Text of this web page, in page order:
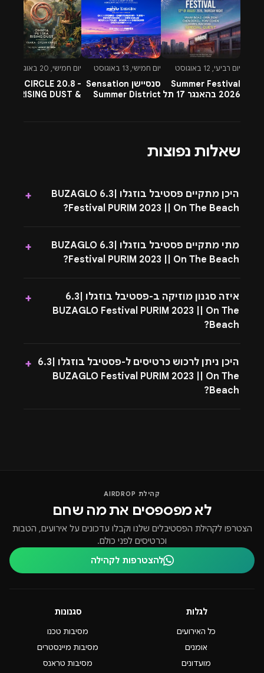
יום רביעי, 12 באוגוסט
Summer Festival
2026 בהאנגר 17 תל
יום חמישי, 13 באוגוסט
סנסיישן Sensation
Summer District
יום חמישי, 20 באוגוסט
CIRCLE 20.8 -
RISING DUST &
שאלות נפוצות
היכן מתקיים פסטיבל בוזגלו |6.3 BUZAGLO
Festival PURIM 2023 || On The Beach?
+
מתי מתקיים פסטיבל בוזגלו |6.3 BUZAGLO
Festival PURIM 2023 || On The Beach?
+
איזה סגנון מוזיקה ב-פסטיבל בוזגלו |6.3
BUZAGLO Festival PURIM 2023 || On The
Beach?
+
היכן ניתן לרכוש כרטיסים ל-פסטיבל בוזגלו |6.3
BUZAGLO Festival PURIM 2023 || On The
Beach?
+
קהילת AIRDROP
לא מפספסים את מה שחם
הצטרפו לקהילת הפסטיבלים שלנו וקבלו עדכונים על אירועים, הטבות
וכרטיסים לפני כולם.
להצטרפות לקהילה
לגלות
כל האירועים
אומנים
מועדונים
סגנונות
מסיבות טכנו
מסיבות מיינסטרים
מסיבות טראנס